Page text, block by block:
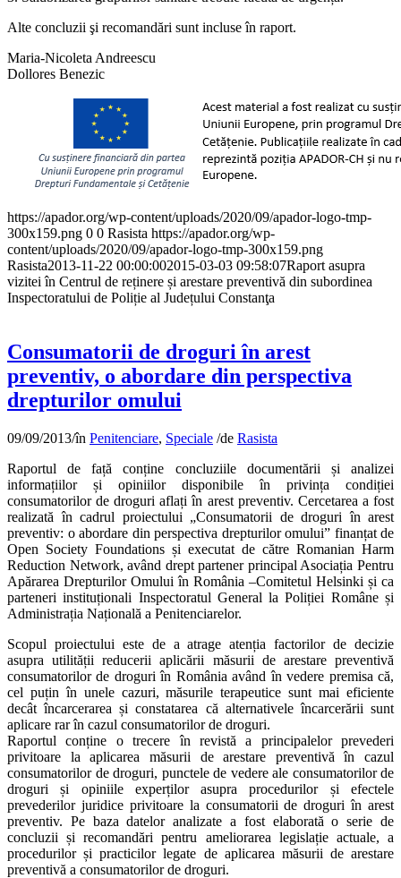
Alte concluzii şi recomandări sunt incluse în raport.
Maria-Nicoleta Andreescu
Dollores Benezic
https://apador.org/wp-content/uploads/2020/09/apador-logo-tmp-
300x159.png 0 0 Rasista https://apador.org/wp-
content/uploads/2020/09/apador-logo-tmp-300x159.png
Rasista2013-11-22 00:00:002015-03-03 09:58:07Raport asupra
vizitei în Centrul de reținere și arestare preventivă din subordinea
Inspectoratului de Poliție al Județului Constanţa
Consumatorii de droguri în arest
preventiv, o abordare din perspectiva
drepturilor omului
09/09/2013/în Penitenciare, Speciale /de Rasista
Raportul de față conține concluziile documentării și analizei
informațiilor și opiniilor disponibile în privința condiției
consumatorilor de droguri aflați în arest preventiv. Cercetarea a fost
realizată în cadrul proiectului „Consumatorii de droguri în arest
preventiv: o abordare din perspectiva drepturilor omului” finanțat de
Open Society Foundations și executat de către Romanian Harm
Reduction Network, având drept partener principal Asociația Pentru
Apărarea Drepturilor Omului în România –Comitetul Helsinki și ca
parteneri instituționali Inspectoratul General la Poliției Române și
Administrația Națională a Penitenciarelor.
Scopul proiectului este de a atrage atenția factorilor de decizie
asupra utilității reducerii aplicării măsurii de arestare preventivă
consumatorilor de droguri în România având în vedere premisa că,
cel puțin în unele cazuri, măsurile terapeutice sunt mai eficiente
decât încarcerarea și constatarea că alternativele încarcerării sunt
aplicare rar în cazul consumatorilor de droguri.
Raportul conține o trecere în revistă a principalelor prevederi
privitoare la aplicarea măsurii de arestare preventivă în cazul
consumatorilor de droguri, punctele de vedere ale consumatorilor de
droguri și opiniile experților asupra procedurilor și efectele
prevederilor juridice privitoare la consumatorii de droguri în arest
preventiv. Pe baza datelor analizate a fost elaborată o serie de
concluzii și recomandări pentru ameliorarea legislație actuale, a
procedurilor și practicilor legate de aplicarea măsurii de arestare
preventivă a consumatorilor de droguri.